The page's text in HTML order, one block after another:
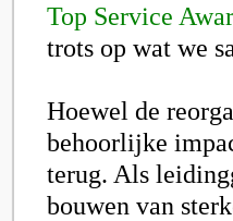
Top Service
trots op wat we
Hoewel de
behoorlijke
terug. Als
bouwen van